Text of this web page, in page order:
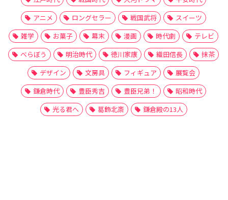
アニメ
ロングセラー 戦国武将
スイーツ
雑学
お菓子 幕末 漫画 時代劇
テレビ
べらぼう
明治時代 徳川家康 織田信長
抹茶
デザイン
文房具 フィギュア
展覧会
鎌倉時代
豊臣秀吉 豊臣兄弟！
昭和時代
光る君へ
葛飾北斎 鎌倉殿の13人